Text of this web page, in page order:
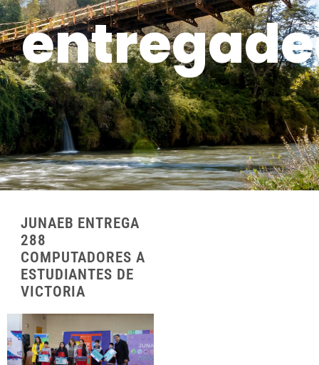
JUNAEB ENTREGA
288
COMPUTADORES A
ESTUDIANTES DE
VICTORIA